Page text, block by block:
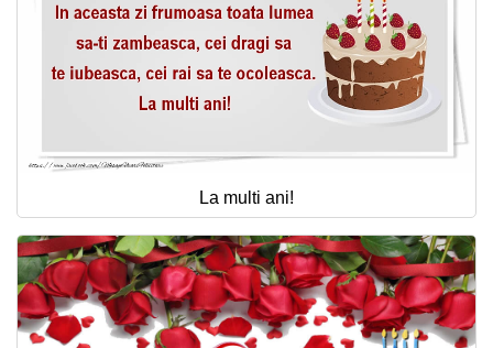
La multi ani!